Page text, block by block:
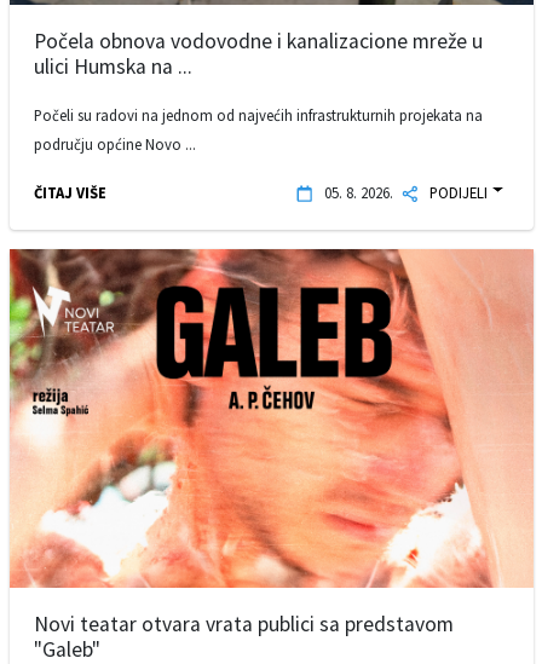
Počela obnova vodovodne i kanalizacione mreže u
ulici Humska na ...
Počeli su radovi na jednom od najvećih infrastrukturnih projekata na
području općine Novo ...
ČITAJ VIŠE 05. 8. 2026. PODIJELI
Novi teatar otvara vrata publici sa predstavom
"Galeb"